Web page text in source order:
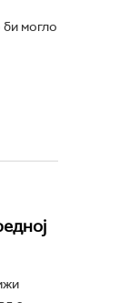
могло